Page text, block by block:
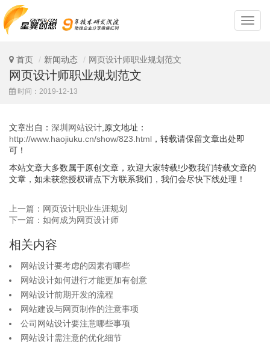
深
圳
首页 新闻动态 网页设计师职业规划范文
网页设计师职业规划范文
时间：2019-12-13
文章出自： 深圳网站设计 ,原文地址：
http://www.haojiuku.cn/show/823.html ，转载请保留文章出处即
可！
本站文章大多数属于原创文章，欢迎大家转载!少数我们转载文章的
文章，如未获您授权请点下方联系我们，我们会尽快下线处理！
上一篇：网页设计职业生涯规划
下一篇：如何成为网页设计师
相关内容
网站设计要考虑的因素有哪些
网站设计如何进行才能更加有创意
网站设计前期开发的流程
网站建设与网页制作的注意事项
公司网站设计要注意哪些事项
网站设计需注意的优化细节